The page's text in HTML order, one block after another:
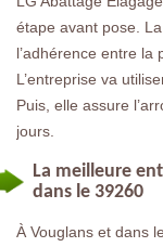
étape avant pose.
l’adhérence entre la
L’entreprise va
Puis, elle assure
jours.
La meilleure
dans le 39260
À Vouglans et dans